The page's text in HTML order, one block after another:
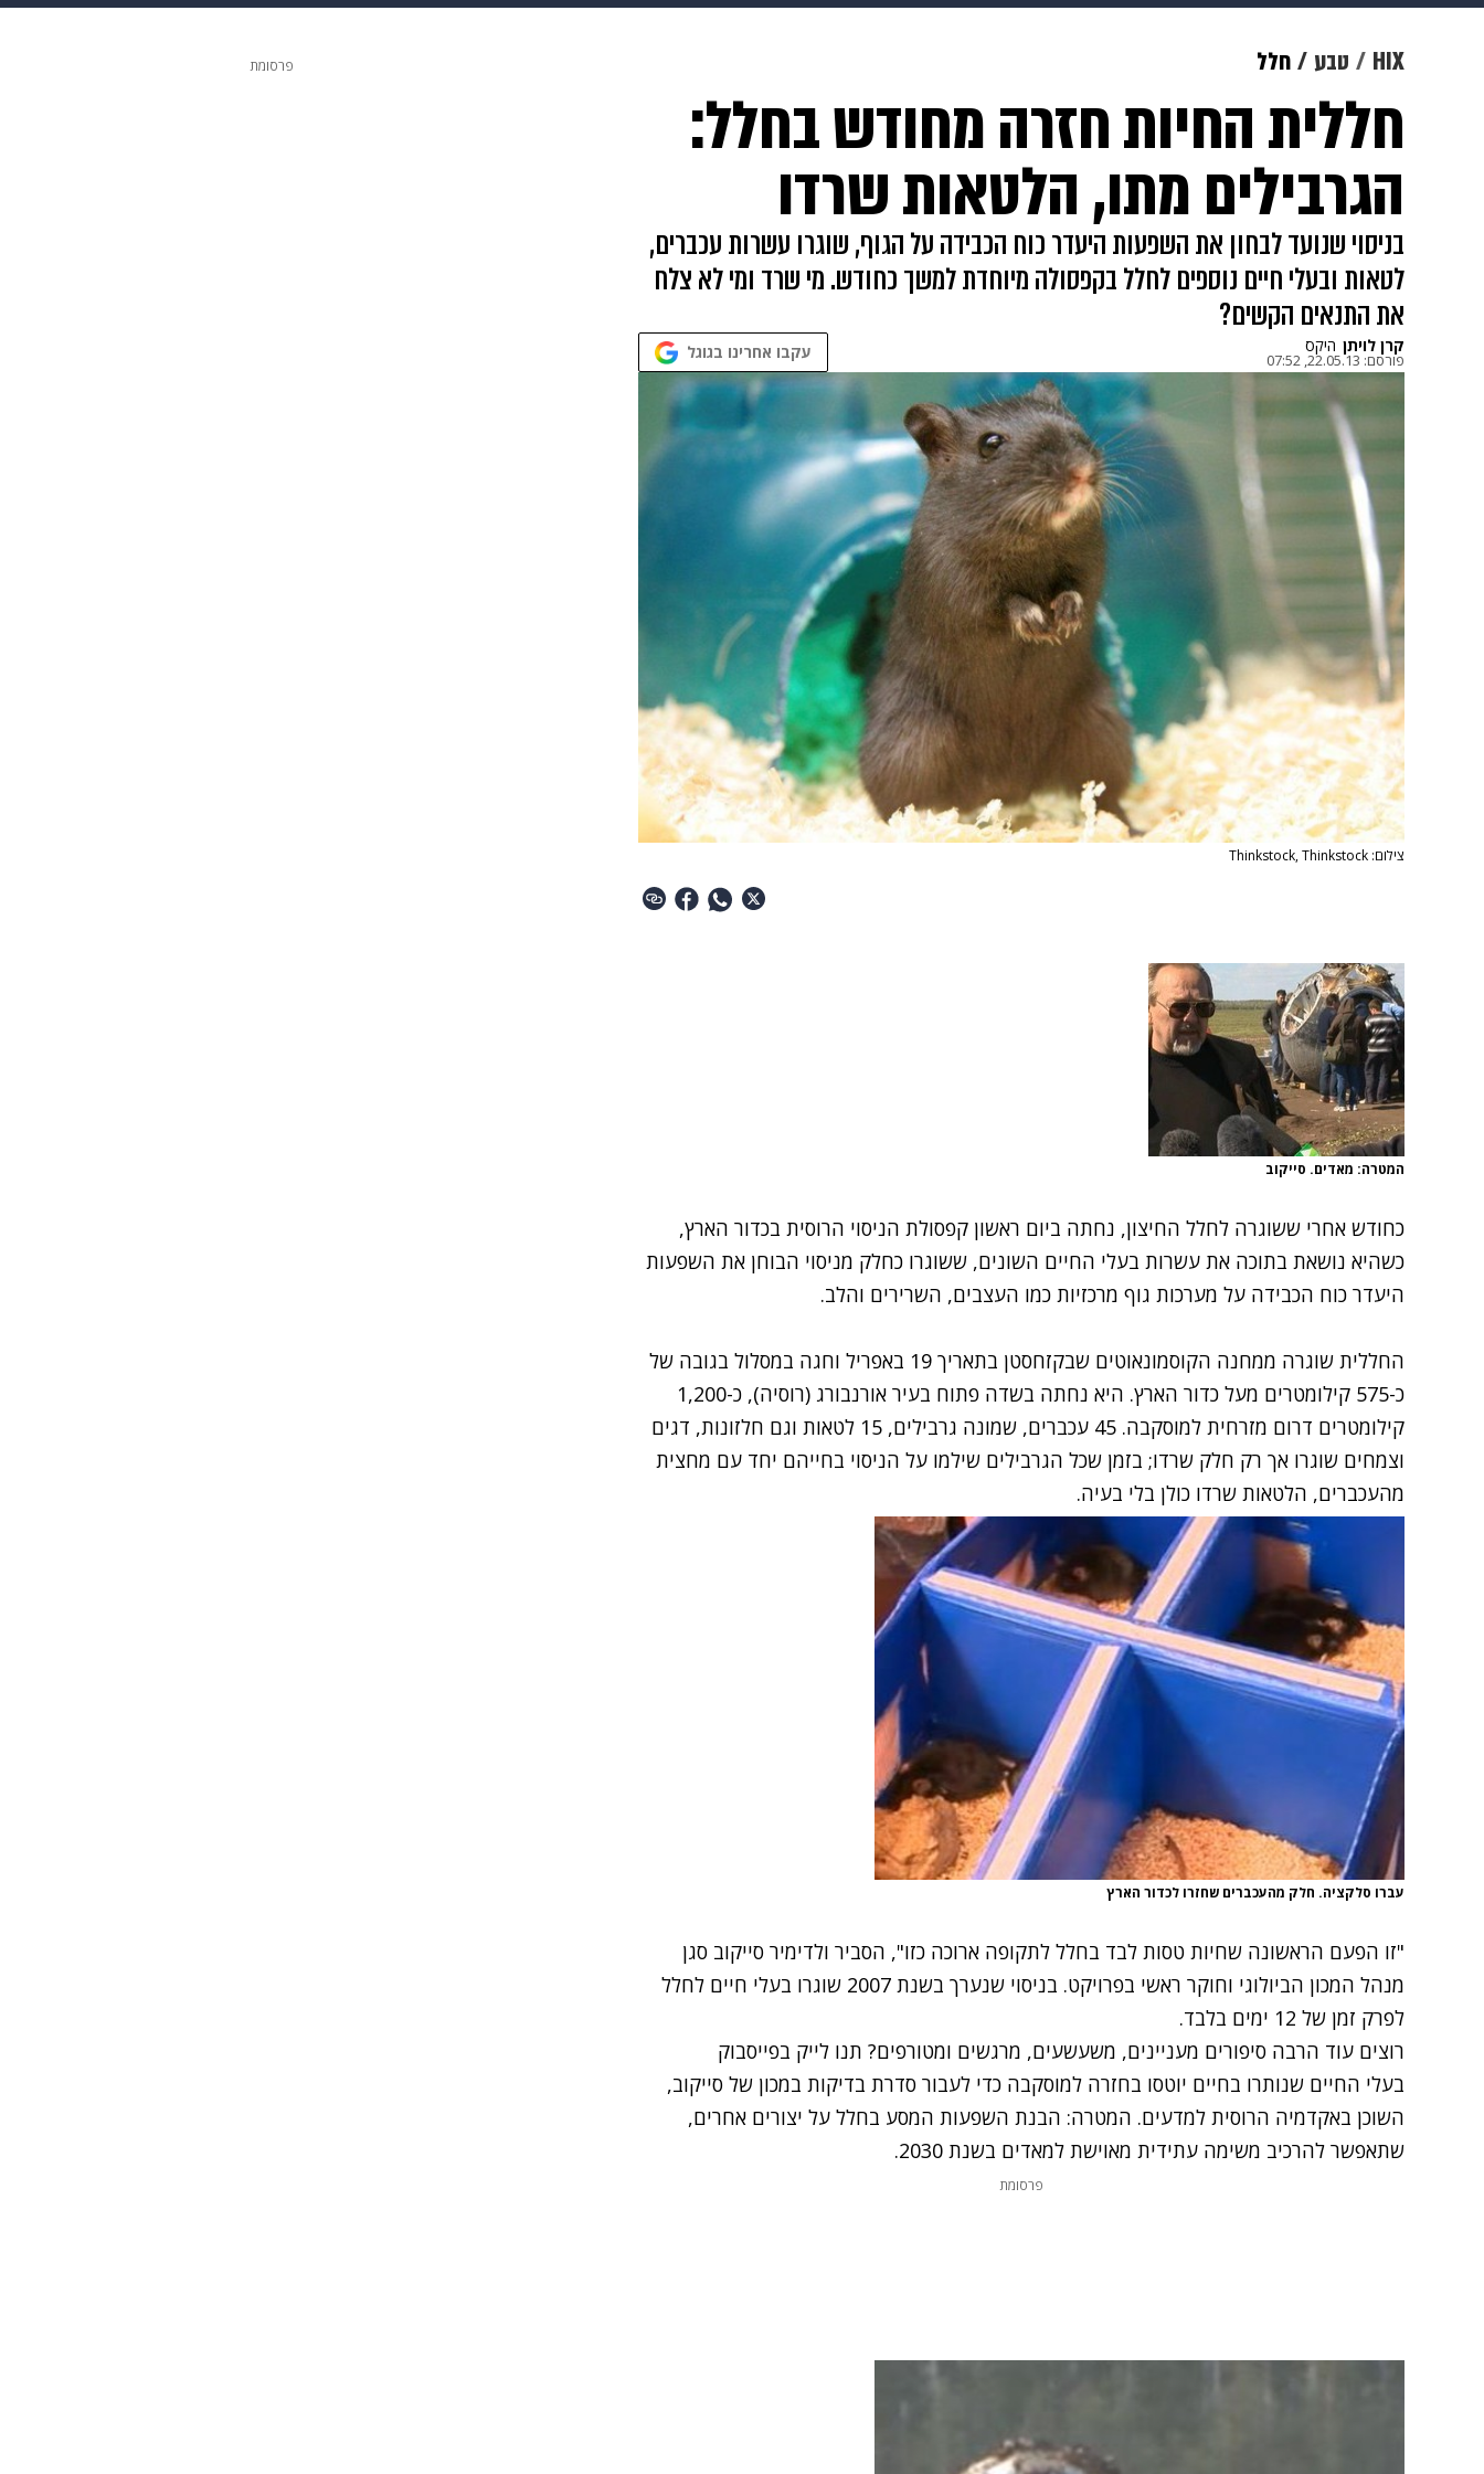
תרבות
גאווה ויוה משפט תשעה חודשים מתכונים פרויקטים מיוחדים
HIX טבע חלל
חללית החיות חזרה מחודש בחלל:
הגרבילים מתו, הלטאות שרדו
בניסוי שנועד לבחון את השפעות היעדר כוח הכבידה על הגוף, שוגרו עשרות עכברים,
לטאות ובעלי חיים נוספים לחלל בקפסולה מיוחדת למשך כחודש. מי שרד ומי לא צלח
את התנאים הקשים?
קרן לויתן היקס
פורסם: 22.05.13, 07:52 עקבו אחרינו בגוגל
צילום: Thinkstock, Thinkstock
המטרה: מאדים. סייקוב
כחודש אחרי ששוגרה לחלל החיצון, נחתה ביום ראשון קפסולת הניסוי הרוסית בכדור הארץ,
כשהיא נושאת בתוכה את עשרות בעלי החיים השונים, ששוגרו כחלק מניסוי הבוחן את השפעות
היעדר כוח הכבידה על מערכות גוף מרכזיות כמו העצבים, השרירים והלב.
החללית שוגרה ממחנה הקוסמונאוטים שבקזחסטן בתאריך 19 באפריל וחגה במסלול בגובה של
כ-575 קילומטרים מעל כדור הארץ. היא
נחתה בשדה פתוח בעיר אורנבורג (רוסיה), כ-1,200
קילומטרים דרום מזרחית למוסקבה.
45 עכברים, שמונה גרבילים, 15 לטאות וגם חלזונות, דגים
וצמחים שוגרו אך רק חלק שרדו; בזמן שכל הגרבילים שילמו על הניסוי בחייהם יחד עם מחצית
מהעכברים, הלטאות שרדו כולן בלי בעיה.
עברו סלקציה. חלק מהעכברים שחזרו לכדור הארץ
"זו הפעם הראשונה שחיות טסות לבד בחלל לתקופה ארוכה כזו", הסביר ולדימיר סייקוב סגן
מנהל המכון הביולוגי וחוקר ראשי בפרויקט. בניסוי שנערך בשנת 2007 שוגרו בעלי חיים לחלל
לפרק זמן של 12 ימים בלבד.
רוצים עוד הרבה סיפורים מעניינים, משעשעים, מרגשים ומטורפים? תנו לייק בפייסבוק
בעלי החיים שנותרו בחיים יוטסו בחזרה למוסקבה כדי לעבור סדרת בדיקות במכון של סייקוב,
השוכן באקדמיה הרוסית למדעים. המטרה: הבנת השפעות המסע בחלל על יצורים אחרים,
שתאפשר להרכיב משימה עתידית מאוישת למאדים בשנת 2030.
פרסומת
פרסומת